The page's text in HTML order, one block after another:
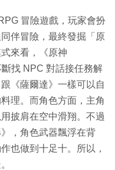
冒險遊戲，玩家會扮
伴冒險，最終發掘「原
來看，《原神
找 NPC 對話接任務解
《薩爾達》一樣可以自
理。而角色方面，主角
披肩在空中滑翔。不過
，角色武器飄浮在背
也做到十足十。所以，